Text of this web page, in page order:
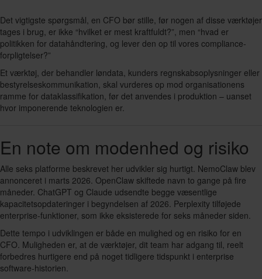
Det vigtigste spørgsmål, en CFO bør stille, før nogen af disse værktøjer
tages i brug, er ikke “hvilket er mest kraftfuldt?”, men “hvad er
politikken for datahåndtering, og lever den op til vores compliance-
forpligtelser?”
Et værktøj, der behandler løndata, kunders regnskabsoplysninger eller
bestyrelseskommunikation, skal vurderes op mod organisationens
ramme for dataklassifikation, før det anvendes i produktion – uanset
hvor imponerende teknologien er.
En note om modenhed og risiko
Alle seks platforme beskrevet her udvikler sig hurtigt. NemoClaw blev
annonceret i marts 2026. OpenClaw skiftede navn to gange på fire
måneder. ChatGPT og Claude udsendte begge væsentlige
kapacitetsopdateringer i begyndelsen af 2026. Perplexity tilføjede
enterprise-funktioner, som ikke eksisterede for seks måneder siden.
Dette tempo i udviklingen er både en mulighed og en risiko for en
CFO. Muligheden er, at de værktøjer, dit team har adgang til, reelt
forbedres hurtigere end på noget tidligere tidspunkt i enterprise
software-historien.